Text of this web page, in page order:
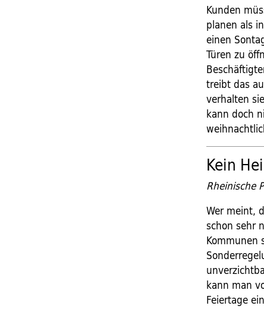
Kunden
planen als
einen
Türen zu
treibt das
verhalten
kann doch
Kein
Rheinische
Wer meint,
schon sehr
Kommunen
kann man
Feiertage